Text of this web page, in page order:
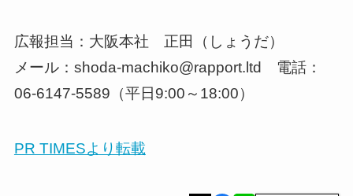
広報担当：大阪本社 正田（しょうだ）
メール：shoda-machiko@rapport.ltd 電話：
06-6147-5589（平日9:00～18:00）
PR TIMESより転載